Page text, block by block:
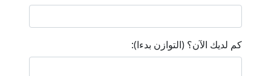
كم لديك الآن؟ (التوازن بدءا):